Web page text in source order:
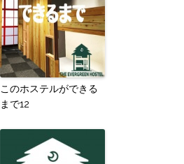
このホステルができる
まで12